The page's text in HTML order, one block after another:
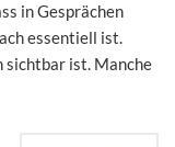
in Gesprächen
essentiell ist.
sichtbar ist. Manche